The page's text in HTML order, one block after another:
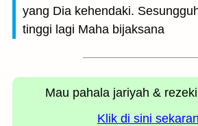
yang Dia kehendaki.
tinggi lagi Maha bijaksana
Mau pahala jariyah &
Klik di sini